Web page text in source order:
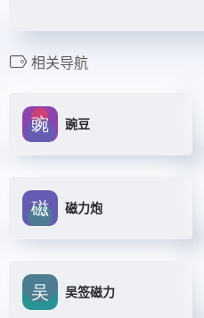
相关导航
豌豆
磁力炮
吴签磁力